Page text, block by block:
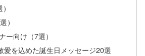
）
ー向け（7選）
愛を込めた誕生日メッセージ20選